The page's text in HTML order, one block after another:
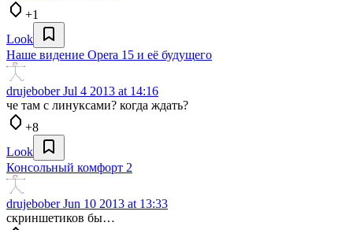
+1
Look
Наше видение Opera 15 и её будущего
drujeboberJul 4 2013 at 14:16
че там с линуксами? когда ждать?
+8
Look
Консольный комфорт 2
drujeboberJun 10 2013 at 13:33
скриншетиков бы…